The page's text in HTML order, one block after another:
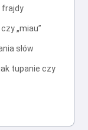
frajdy
„miau”
słów
tupanie czy